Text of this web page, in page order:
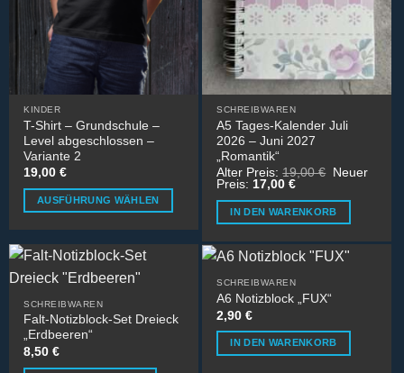
können
Produktseite
gewählt
können
auf
der
Produktseite
gewählt
KINDER
T-Shirt – Grundschule –
Level abgeschlossen –
Variante 2
19,00€
AUSFÜHRUNG WÄHLEN
weist
mehrere
auf.
Die
Optionen
SCHREIBWAREN
A5 Tages-Kalender Juli
2026 – Juni 2027
„Romantik“
Alter Preis: 19,00€
19,00 €
Neuer
Preis: 17,00€Aktueller
ist:
17,00 €.
IN DEN WARENKORB
SCHREIBWAREN
Falt-Notizblock-Set Dreieck
„Erdbeeren“
8,50€
SCHREIBWAREN
A6 Notizblock „FUX“
2,90€
IN DEN WARENKORB